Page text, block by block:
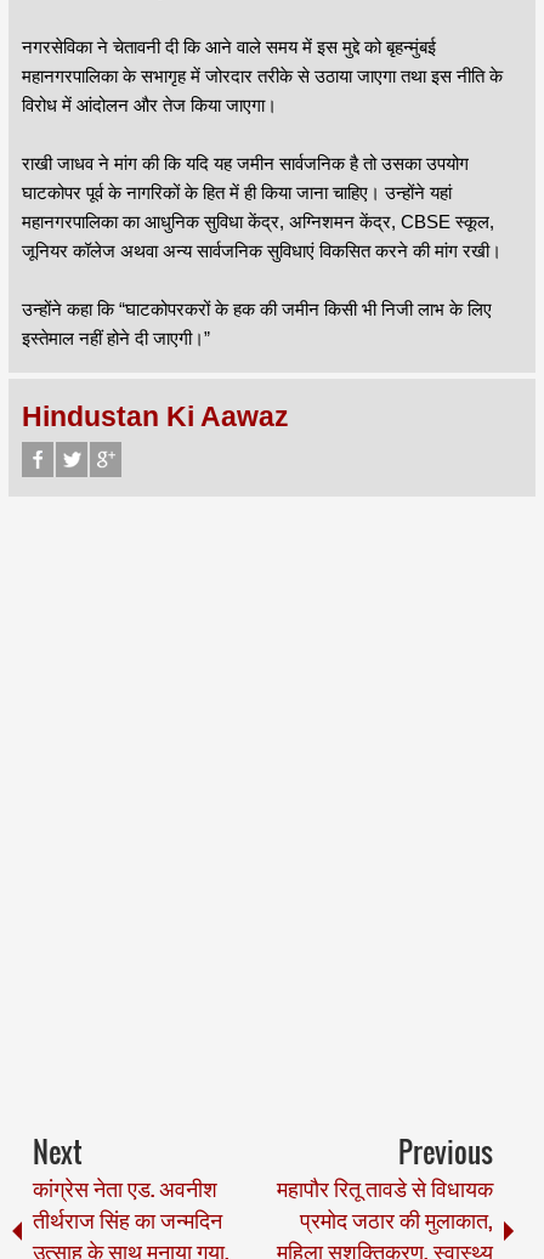
नगरसेविका ने चेतावनी दी कि आने वाले समय में इस मुद्दे को बृहन्मुंबई
महानगरपालिका के सभागृह में जोरदार तरीके से उठाया जाएगा तथा इस नीति के
विरोध में आंदोलन और तेज किया जाएगा।
राखी जाधव ने मांग की कि यदि यह जमीन सार्वजनिक है तो उसका उपयोग
घाटकोपर पूर्व के नागरिकों के हित में ही किया जाना चाहिए। उन्होंने यहां
महानगरपालिका का आधुनिक सुविधा केंद्र, अग्निशमन केंद्र, CBSE स्कूल,
जूनियर कॉलेज अथवा अन्य सार्वजनिक सुविधाएं विकसित करने की मांग रखी।
उन्होंने कहा कि “घाटकोपरकरों के हक की जमीन किसी भी निजी लाभ के लिए
इस्तेमाल नहीं होने दी जाएगी।”
Hindustan Ki Aawaz
Next
कांग्रेस नेता एड. अवनीश
तीर्थराज सिंह का जन्मदिन
उत्साह के साथ मनाया गया,
Previous
महापौर रितू तावडे से विधायक
प्रमोद जठार की मुलाकात,
महिला सशक्तिकरण, स्वास्थ्य